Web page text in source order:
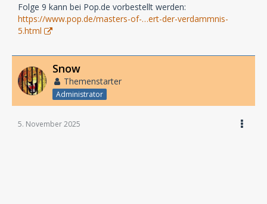
Folge 9 kann bei Pop.de vorbestellt werden:
https://www.pop.de/masters-of-…ert-der-verdammnis-
5.html
Snow
Themenstarter
Administrator
5. November 2025